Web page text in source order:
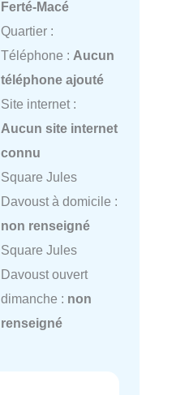
Ferté-Macé
Quartier :
Téléphone : Aucun
téléphone ajouté
Site internet :
Aucun site internet
connu
Square Jules
Davoust à domicile :
non renseigné
Square Jules
Davoust ouvert
dimanche : non
renseigné